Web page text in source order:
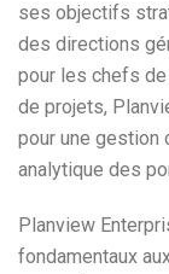
ses objectifs
des directions
pour les chefs
de projets,
pour une gestion
analytique des
Planview
fondamentaux